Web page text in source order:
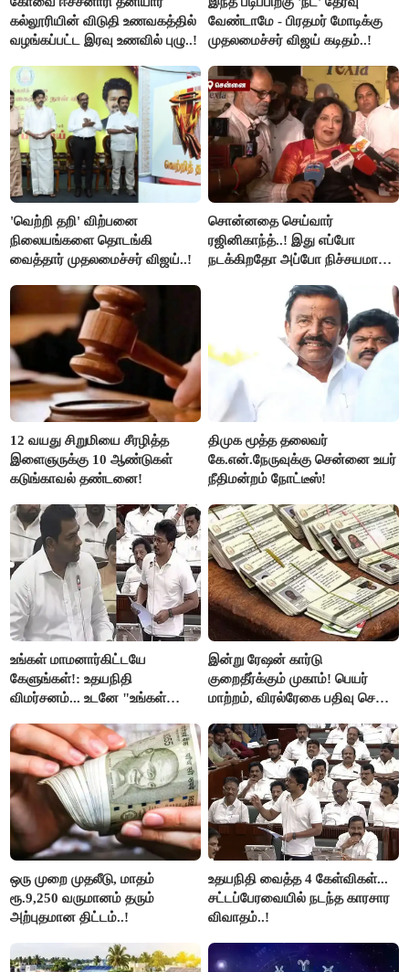
கல்லூரியின் விடுதி உணவகத்தில்
வழங்கப்பட்ட இரவு உணவில் புழு..!
வேண்டாமே - பிரதமர் மோடிக்கு
முதலமைச்சர் விஜய் கடிதம்..!
'வெற்றி தறி' விற்பனை
நிலையங்களை தொடங்கி
வைத்தார் முதலமைச்சர் விஜய்..!
சொன்னதை செய்வார்
ரஜினிகாந்த்..! இது எப்போ
நடக்கிறதோ அப்போ நிச்சயமாக
ரஜினிகாந்த்..!
12 வயது சிறுமியை சீரழித்த
இளைஞருக்கு 10 ஆண்டுகள்
கடுங்காவல் தண்டனை!
திமுக மூத்த தலைவர்
கே.என்.நேருவுக்கு சென்னை உயர்
நீதிமன்றம் நோட்டீஸ்!
உங்கள் மாமனார்கிட்டயே
கேளுங்கள்!: உதயநிதி
விமர்சனம்... உடனே "உங்கள்
ஆதவ் அர்ஜுனா பதிலடி!
இன்று ரேஷன் கார்டு
குறைதீர்க்கும் முகாம்! பெயர்
மாற்றம், விரல்ரேகை பதிவு செய்ய
ஒரு முறை முதலீடு, மாதம்
ரூ.9,250 வருமானம் தரும்
அற்புதமான திட்டம்..!
உதயநிதி வைத்த 4 கேள்விகள்...
சட்டப்பேரவையில் நடந்த காரசார
விவாதம்..!